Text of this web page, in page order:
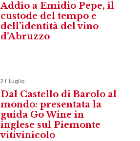
Addio a Emidio Pepe, il
custode del tempo e
dell’identità del vino
d’Abruzzo
21 Luglio
Dal Castello di Barolo al
mondo: presentata la
guida Go Wine in
inglese sul Piemonte
vitivinicolo